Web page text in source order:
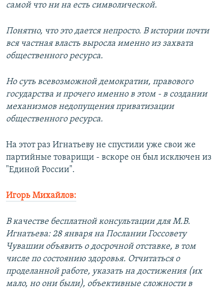
самой что ни на есть символической.
Понятно, что это дается непросто. В истории почти
вся частная власть выросла именно из захвата
общественного ресурса.
Но суть всевозможной демократии, правового
государства и прочего именно в этом - в создании
механизмов недопущения приватизации
общественного ресурса.
На этот раз Игнатьеву не спустили уже свои же
партийные товарищи - вскоре он был исключен из
"Единой России".
Игорь Михайлов:
В качестве бесплатной консультации для М.В.
Игнатьева: 28 января на Послании Госсовету
Чувашии объявить о досрочной отставке, в том
числе по состоянию здоровья. Отчитаться о
проделанной работе, указать на достижения (их
мало, но они были), объективные сложности в